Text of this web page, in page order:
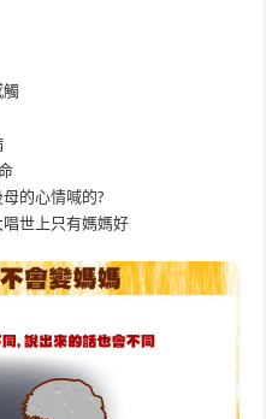
觸
的心情喊的?
世上只有媽媽好